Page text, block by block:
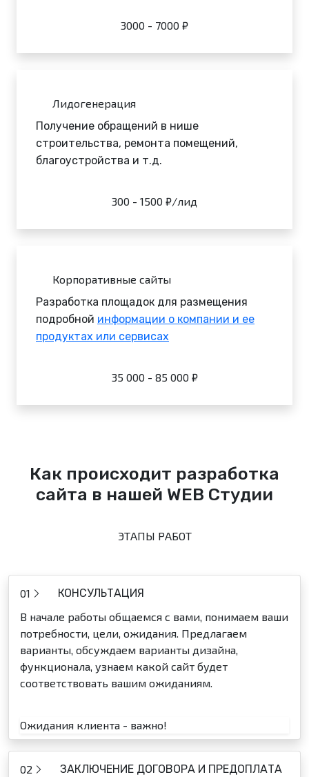
3000 - 7000 ₽
Лидогенерация
Получение обращений в нише
строительства, ремонта помещений,
благоустройства и т.д.
300 - 1500 ₽/лид
Корпоративные сайты
Разработка площадок для размещения
подробной информации о компании и ее
продуктах или сервисах
35 000 - 85 000 ₽
Как происходит разработка
сайта в нашей WEB Студии
ЭТАПЫ РАБОТ
01
КОНСУЛЬТАЦИЯ
В начале работы общаемся с вами, понимаем ваши
потребности, цели, ожидания. Предлагаем
варианты, обсуждаем варианты дизайна,
функционала, узнаем какой сайт будет
соответствовать вашим ожиданиям.
Ожидания клиента - важно!
02
ЗАКЛЮЧЕНИЕ ДОГОВОРА И ПРЕДОПЛАТА